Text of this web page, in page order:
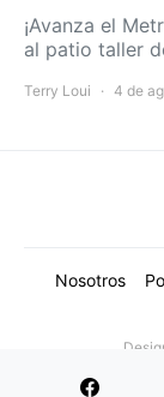
¡Avanza el
al patio taller
Terry Loui 4 de
Nosotros